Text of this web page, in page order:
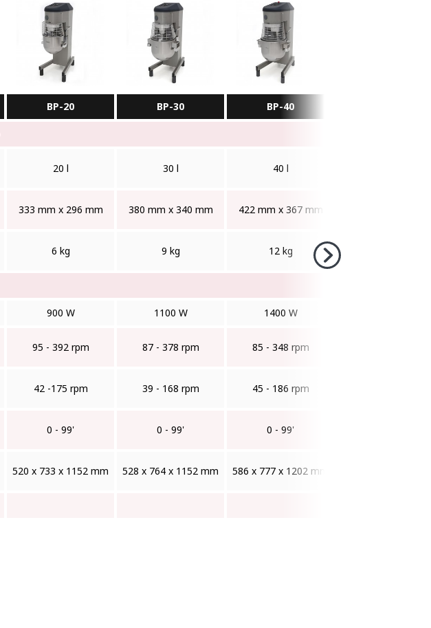
BP-20 BP-30 BP-40
20 l 30 l 40 l
333 mm x 296 mm 380 mm x 340 mm 422 mm x 367 mm
6 kg 9 kg 12 kg
900 W 1100 W 1400 W
95 - 392 rpm 87 - 378 rpm 85 - 348 rpm
42 -175 rpm 39 - 168 rpm 45 - 186 rpm
0 - 99' 0 - 99' 0 - 99'
520 x 733 x 1152 mm 528 x 764 x 1152 mm 586 x 777 x 1202 mm